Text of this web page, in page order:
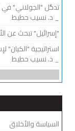
تدخُّل "الجولاني" في
_ د. نسيب حطيط
"إسرائيل" تبحث عن
استراتيجية
_ د. نسيب حطيط
السياسة والأخلاق